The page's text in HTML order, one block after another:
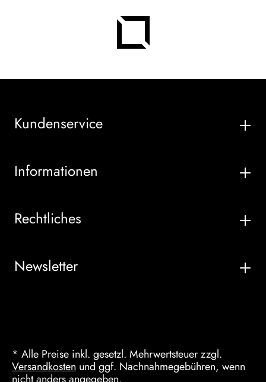
Kundenservice
Informationen
Rechtliches
Newsletter
* Alle Preise inkl. gesetzl. Mehrwertsteuer zzgl.
Versandkosten und ggf. Nachnahmegebühren, wenn